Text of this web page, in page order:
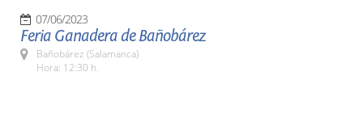
07/06/2023
Feria Ganadera de Bañobárez
Bañobárez (Salamanca)
Hora: 12:30 h.